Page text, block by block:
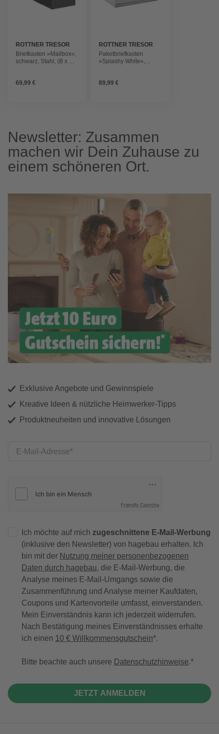
ROTTNER TRESOR
Briefkasten »Mailbox«,
schwarz, Stahl, (B x H:)
69,99 €
ROTTNER TRESOR
Paketbriefkasten
»Splashy White«,
89,99 €
Newsletter: Zusammen
machen wir Dein Zuhause zu
einem schöneren Ort.
Exklusive Angebote und Gewinnspiele
Kreative Ideen & nützliche Heimwerker-Tipps
Produktneuheiten und innovative Lösungen
E-Mail-Adresse
Friendly Captcha
Ich möchte auf mich zugeschnittene E-Mail-Werbung
(inklusive den Newsletter) von hagebau erhalten. Ich
bin mit der Nutzung meiner personenbezogenen
Daten durch hagebau, die E-Mail-Werbung, die
Analyse meines E-Mail-Umgangs sowie die
Zusammenführung und Analyse meiner Kaufdaten,
Coupons und Kartenvorteile umfasst, einverstanden.
Mein Einverständnis kann ich jederzeit widerrufen.
Nach Bestätigung meines Einverständnisses erhalte
ich einen 10 € Willkommensgutschein*.
Bitte beachte auch unsere Datenschutzhinweise.
JETZT ANMELDEN